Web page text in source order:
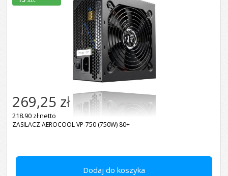
Dodaj do koszyka
269,25 zł
218.90 zł netto
ZASILACZ AEROCOOL VP-750 (750W) 80+